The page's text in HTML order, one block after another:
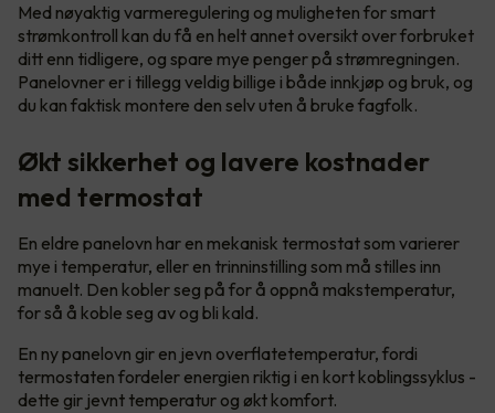
Med nøyaktig varmeregulering og muligheten for smart
strømkontroll kan du få en helt annet oversikt over forbruket
ditt enn tidligere, og spare mye penger på strømregningen.
Panelovner er i tillegg veldig billige i både innkjøp og bruk, og
du kan faktisk montere den selv uten å bruke fagfolk.
Økt sikkerhet og lavere kostnader
med termostat
En eldre panelovn har en mekanisk termostat som varierer
mye i temperatur, eller en trinninstilling som må stilles inn
manuelt. Den kobler seg på for å oppnå makstemperatur,
for så å koble seg av og bli kald.
En ny panelovn gir en jevn overflatetemperatur, fordi
termostaten fordeler energien riktig i en kort koblingssyklus -
dette gir jevnt temperatur og økt komfort.